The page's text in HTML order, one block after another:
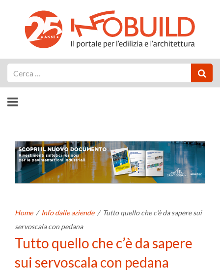
Home / Info dalle aziende / Tutto quello che c’è da sapere sui
servoscala con pedana
Tutto quello che c’è da sapere
sui servoscala con pedana